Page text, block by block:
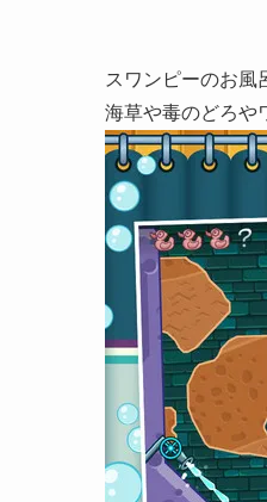
スワンピーのお風
海草や毒のどろや